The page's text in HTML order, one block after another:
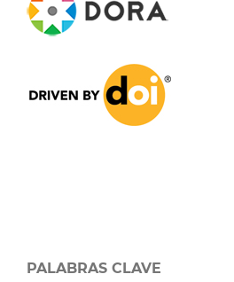
PALABRAS CLAVE